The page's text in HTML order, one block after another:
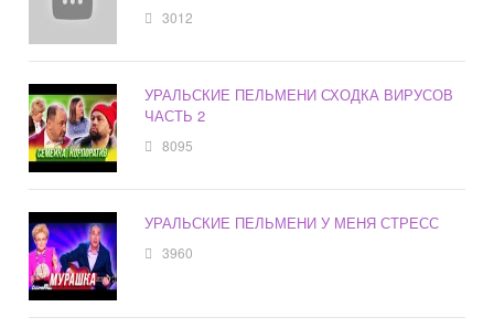
3012
УРАЛЬСКИЕ ПЕЛЬМЕНИ СХОДКА ВИРУСОВ
ЧАСТЬ 2
8095
УРАЛЬСКИЕ ПЕЛЬМЕНИ У МЕНЯ СТРЕСС
3960